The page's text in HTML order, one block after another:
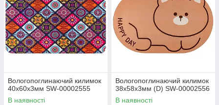
Вологопоглинаючий килимок
40х60х3мм SW-00002555
В наявності
Вологопоглинаючий килимок
38х58х3мм (D) SW-00002556
В наявності